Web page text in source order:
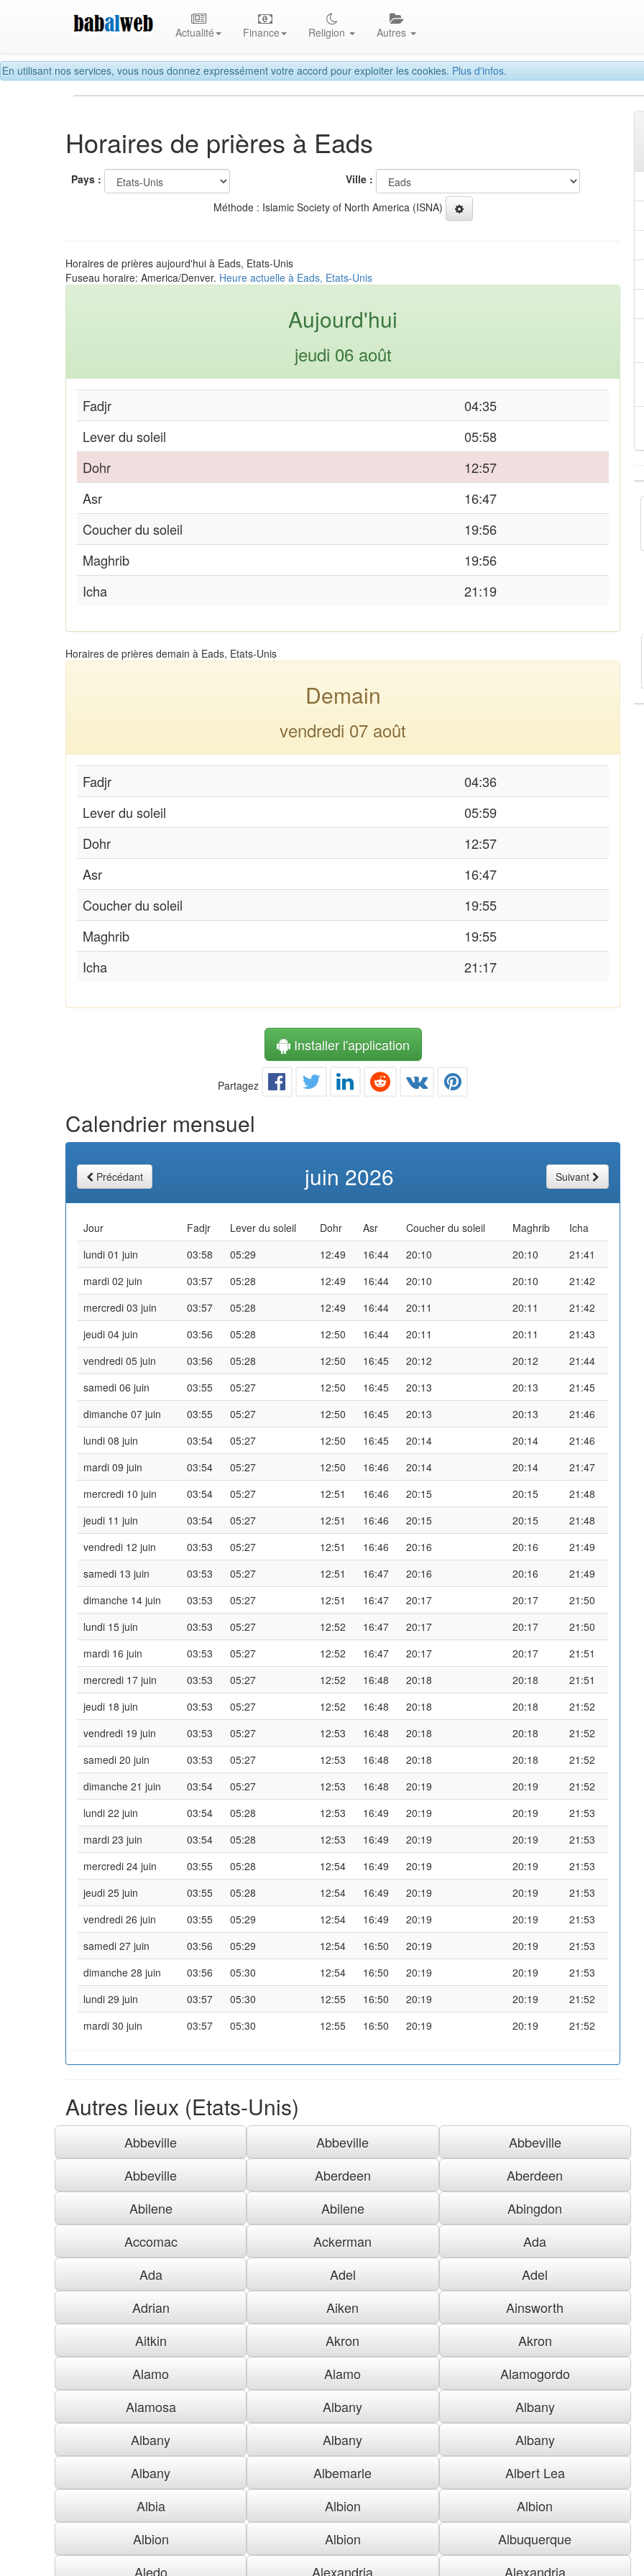
En utilisant nos services, vous nous donnez expressément votre accord pour exploiter les cookies. Plus d'infos.
Actualité Finance Religion Autres
Horaires de prières à Eads
Pays :
Ville :
Méthode : Islamic Society of North America (ISNA)
Horaires de prières aujourd'hui à Eads, Etats-Unis
Fuseau horaire: America/Denver. Heure actuelle à Eads, Etats-Unis
Aujourd'hui
jeudi 06 août
Fadjr
04:35
Lever du soleil
05:58
Dohr
12:57
Asr
16:47
Coucher du soleil
19:56
Maghrib
19:56
Icha
21:19
Horaires de prières demain à Eads, Etats-Unis
Demain
vendredi 07 août
Fadjr
04:36
Lever du soleil
05:59
Dohr
12:57
Asr
16:47
Coucher du soleil
19:55
Maghrib
19:55
Icha
21:17
Installer l'application
Partagez
Calendrier mensuel
Précédant juin 2026 Suivant
Jour Fadjr Lever du soleil Dohr Asr Coucher du soleil Maghrib
Icha
lundi 01 juin
03:58 05:29 12:49 16:44 20:10 20:10
21:41
mardi 02 juin
03:57 05:28 12:49 16:44 20:10 20:10
21:42
mercredi 03 juin
03:57 05:28 12:49 16:44 20:11 20:11
21:42
jeudi 04 juin
03:56 05:28 12:50 16:44 20:11 20:11
21:43
vendredi 05 juin
03:56 05:28 12:50 16:45 20:12 20:12
21:44
samedi 06 juin
03:55 05:27 12:50 16:45 20:13 20:13
21:45
dimanche 07 juin
03:55 05:27 12:50 16:45 20:13 20:13
21:46
lundi 08 juin
03:54 05:27 12:50 16:45 20:14 20:14
21:46
mardi 09 juin
03:54 05:27 12:50 16:46 20:14 20:14
21:47
mercredi 10 juin
03:54 05:27 12:51 16:46 20:15 20:15
21:48
jeudi 11 juin
03:54 05:27 12:51 16:46 20:15 20:15
21:48
vendredi 12 juin
03:53 05:27 12:51 16:46 20:16 20:16
21:49
samedi 13 juin
03:53 05:27 12:51 16:47 20:16 20:16
21:49
dimanche 14 juin
03:53 05:27 12:51 16:47 20:17 20:17
21:50
lundi 15 juin
03:53 05:27 12:52 16:47 20:17 20:17
21:50
mardi 16 juin
03:53 05:27 12:52 16:47 20:17 20:17
21:51
mercredi 17 juin
03:53 05:27 12:52 16:48 20:18 20:18
21:51
jeudi 18 juin
03:53 05:27 12:52 16:48 20:18 20:18
21:52
vendredi 19 juin
03:53 05:27 12:53 16:48 20:18 20:18
21:52
samedi 20 juin
03:53 05:27 12:53 16:48 20:18 20:18
21:52
dimanche 21 juin
03:54 05:27 12:53 16:48 20:19 20:19
21:52
lundi 22 juin
03:54 05:28 12:53 16:49 20:19 20:19
21:53
mardi 23 juin
03:54 05:28 12:53 16:49 20:19 20:19
21:53
mercredi 24 juin
03:55 05:28 12:54 16:49 20:19 20:19
21:53
jeudi 25 juin
03:55 05:28 12:54 16:49 20:19 20:19
21:53
vendredi 26 juin
03:55 05:29 12:54 16:49 20:19 20:19
21:53
samedi 27 juin
03:56 05:29 12:54 16:50 20:19 20:19
21:53
dimanche 28 juin
03:56 05:30 12:54 16:50 20:19 20:19
21:53
lundi 29 juin
03:57 05:30 12:55 16:50 20:19 20:19
21:52
mardi 30 juin
03:57 05:30 12:55 16:50 20:19 20:19 21:52
Autres lieux (Etats-Unis)
Abbeville Abbeville
Abbeville
Abbeville
Aberdeen
Aberdeen
Abilene
Abilene
Abingdon
Accomac
Ackerman
Ada
Ada
Adel
Adel
Adrian
Aiken
Ainsworth
Aitkin
Akron
Akron
Alamo
Alamo
Alamogordo
Alamosa
Albany
Albany
Albany
Albany
Albany
Albany
Albemarle
Albert Lea
Albia
Albion
Albion
Albion
Albion
Albuquerque
Aledo
Alexandria Alexandria